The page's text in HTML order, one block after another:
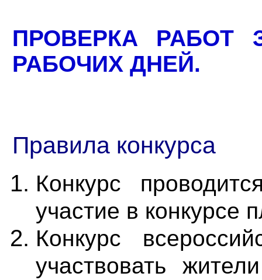
ПРОВЕРКА РАБОТ
РАБОЧИХ ДНЕЙ.
Правила конкурса
Конкурс
участие в конкурсе
Конкурс
участвовать